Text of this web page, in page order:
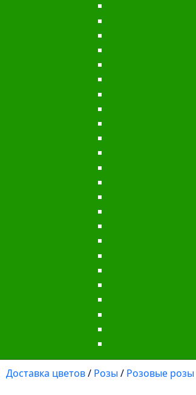
Доставка цветов/ Розы / Розовые розы